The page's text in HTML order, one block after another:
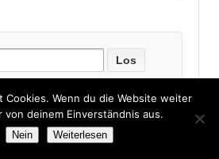
Cookies. Wenn du die Website weiter
deinem Einverständnis aus.
Nein Weiterlesen